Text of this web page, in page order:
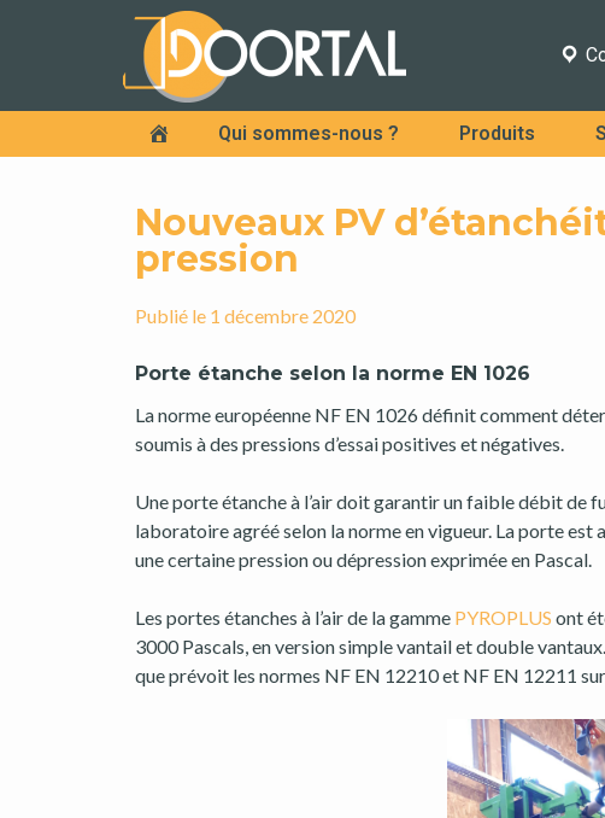
Accueil Qui sommes-nous ? Produits
Nouveaux PV
pression
Publié le 1 décembre 2020
Porte étanche selon la norme EN 1026
La norme européenne NF EN 1026 définit comment
soumis à des pressions d’essai positives et négatives.
Une porte étanche à l’air doit garantir un faible débit de
laboratoire agréé selon la norme en vigueur. La porte est
une certaine pression ou dépression exprimée en Pascal.
Les portes étanches à l’air de la gamme PYROPLUS ont
3000 Pascals, en version simple vantail et double
que prévoit les normes NF EN 12210 et NF EN 12211